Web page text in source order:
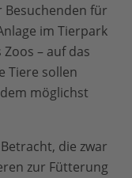
Besuchenden für
im Tierpark
– auf das
Tiere sollen
möglichst
die zwar
zur Fütterung